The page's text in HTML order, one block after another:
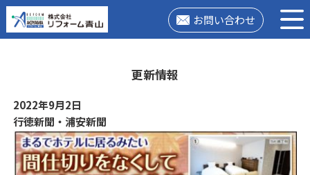
お問い合わせ
更新情報
2022年9月2日
行徳新聞・浦安新聞